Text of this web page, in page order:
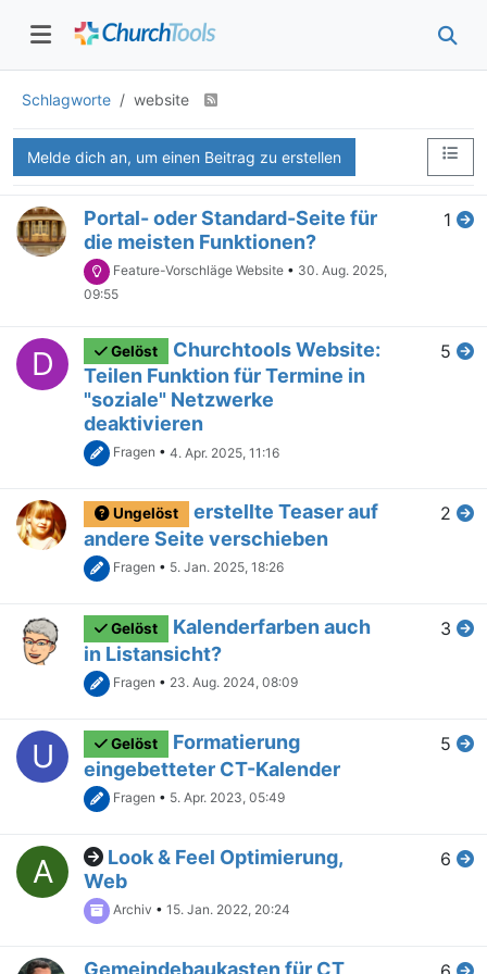
Schlagworte website
Melde dich an, um einen Beitrag zu erstellen
Portal- oder Standard-Seite für
die meisten Funktionen?
Feature-Vorschläge Website • 30. Aug. 2025,
09:55
1
D Gelöst
Churchtools Website:
Teilen Funktion für Termine in
"soziale" Netzwerke
deaktivieren
Fragen • 4. Apr. 2025, 11:16
5
Ungelöst
erstellte Teaser auf
andere Seite verschieben
Fragen • 5. Jan. 2025, 18:26
2
Gelöst
Kalenderfarben auch
in Listansicht?
Fragen • 23. Aug. 2024, 08:09
3
U Gelöst
Formatierung
eingebetteter CT-Kalender
Fragen • 5. Apr. 2023, 05:49
5
A
Look & Feel Optimierung,
Web
Archiv • 15. Jan. 2022, 20:24
6
Gemeindebaukasten für CT